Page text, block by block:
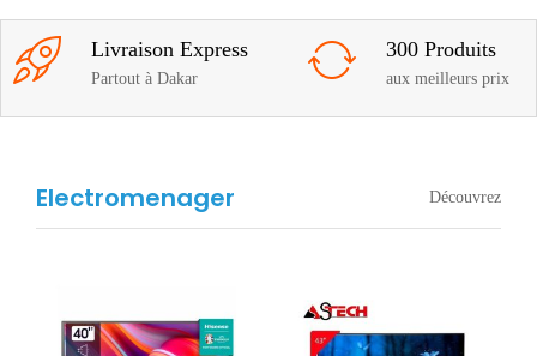
Livraison Express
Partout à Dakar
300 Produits
aux meilleurs prix
Electromenager Découvrez